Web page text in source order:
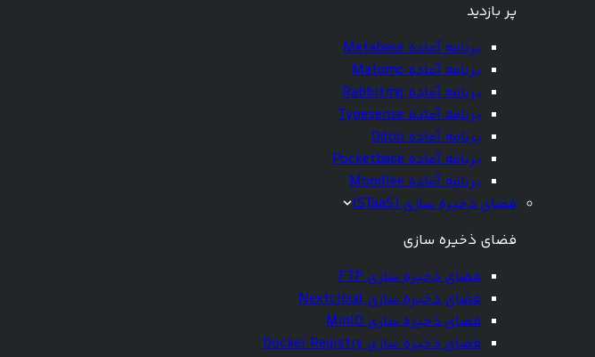
پر بازدید
برنامه آماده Metabase
برنامه آماده Matomo
برنامه آماده Rabbitmq
برنامه آماده Typesense
برنامه آماده Odoo
برنامه آماده Pocketbase
برنامه آماده Moodlee
فضای ذخیره سازی (STaaS)
فضای ذخیره سازی
فضای ذخیره سازی FTP
فضای ذخیره سازی Nextcloud
فضای ذخیره سازی MinIO
فضای ذخیره سازی Docker Registry